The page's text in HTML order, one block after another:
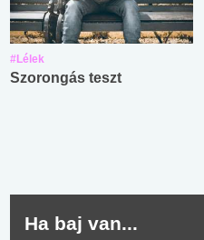
#Lélek
Szorongás teszt
Ha baj van...